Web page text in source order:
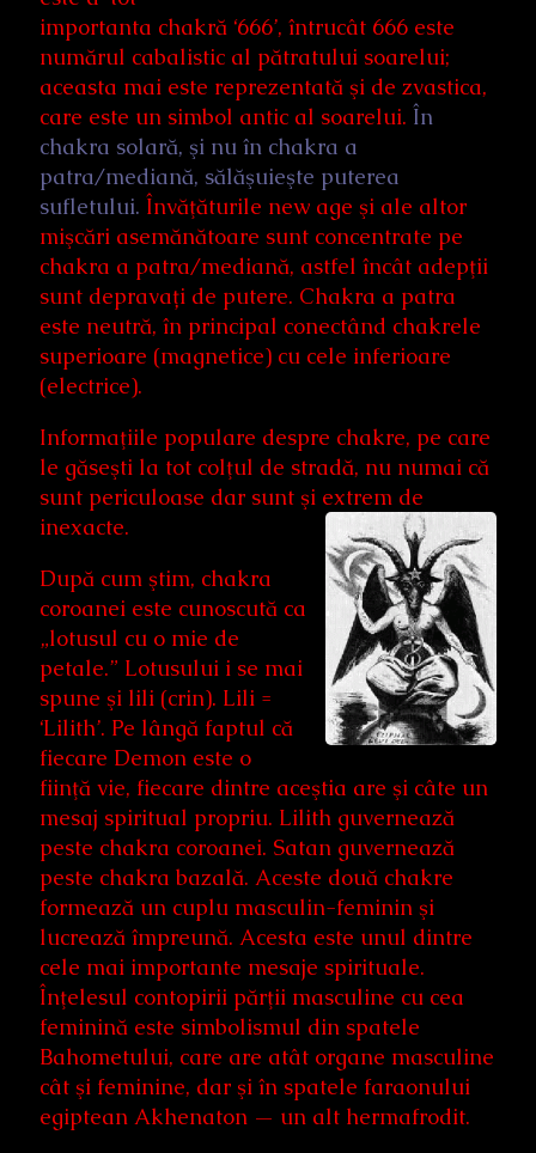
importanta chakră ‘666’, întrucât 666 este
numărul cabalistic al pătratului soarelui;
aceasta mai este reprezentată şi de zvastica,
care este un simbol antic al soarelui. În
chakra solară, şi nu în chakra a
patra/mediană, sălăşuieşte puterea
sufletului. Învăţăturile new age şi ale altor
mişcări asemănătoare sunt concentrate pe
chakra a patra/mediană, astfel încât adepţii
sunt depravați de putere. Chakra a patra
este neutră, în principal conectând chakrele
superioare (magnetice) cu cele inferioare
(electrice).
Informaţiile populare despre chakre, pe care
le găseşti la tot colţul de stradă, nu numai că
sunt periculoase dar sunt şi extrem de
inexacte.
După cum ştim, chakra
coroanei este cunoscută ca
„lotusul cu o mie de
petale.” Lotusului i se mai
spune şi lili (crin). Lili =
‘Lilith’. Pe lângă faptul că
fiecare Demon este o
fiinţă vie, fiecare dintre aceştia are şi câte un
mesaj spiritual propriu. Lilith guvernează
peste chakra coroanei. Satan guvernează
peste chakra bazală. Aceste două chakre
formează un cuplu masculin-feminin şi
lucrează împreună. Acesta este unul dintre
cele mai importante mesaje spirituale.
Înţelesul contopirii părţii masculine cu cea
feminină este simbolismul din spatele
Bahometului, care are atât organe masculine
cât şi feminine, dar şi în spatele faraonului
egiptean Akhenaton — un alt hermafrodit.